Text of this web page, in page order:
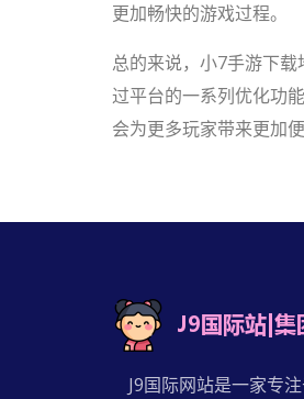
更加畅快的游戏过程。
总的来说，小7手游下
过平台的一系列优化功
会为更多玩家带来更加
J9国际网站是一家专